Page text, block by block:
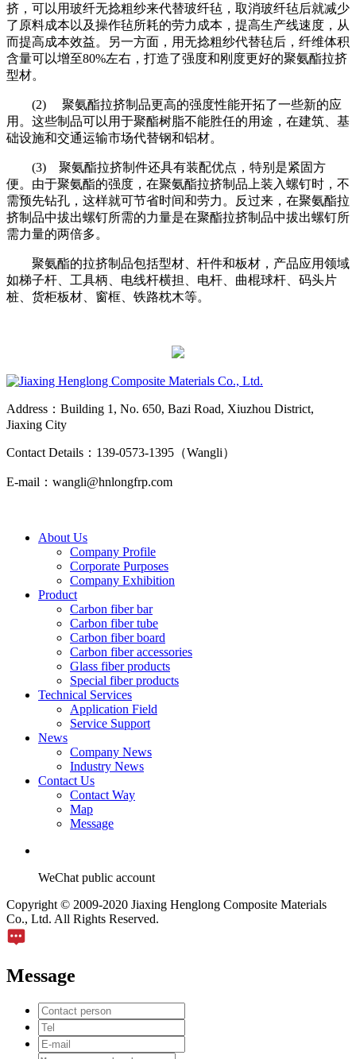
挤，可以用玻纤无捻粗纱来代替玻纤毡，取消玻纤毡后就减少
了原料成本以及操作毡所耗的劳力成本，提高生产线速度，从
而提高成本效益。另一方面，用无捻粗纱代替毡后，纤维体积
含量可以增至80%左右，打造了强度和刚度更好的聚氨酯拉挤
型材。
(2) 聚氨酯拉挤制品更高的强度性能开拓了一些新的应
用。这些制品可以用于聚酯树脂不能胜任的用途，在建筑、基
础设施和交通运输市场代替钢和铝材。
(3) 聚氨酯拉挤制件还具有装配优点，特别是紧固方
便。由于聚氨酯的强度，在聚氨酯拉挤制品上装入螺钉时，不
需预先钻孔，这样就可节省时间和劳力。反过来，在聚氨酯拉
挤制品中拔出螺钉所需的力量是在聚酯拉挤制品中拔出螺钉所
需力量的两倍多。
聚氨酯的拉挤制品包括型材、杆件和板材，产品应用领域
如梯子杆、工具柄、电线杆横担、电杆、曲棍球杆、码头片
桩、货柜板材、窗框、铁路枕木等。
Address：Building 1, No. 650, Bazi Road, Xiuzhou District,
Jiaxing City
Contact Details：139-0573-1395（Wangli）
E-mail：wangli@hnlongfrp.com
About Us
Company Profile
Corporate Purposes
Company Exhibition
Product
Carbon fiber bar
Carbon fiber tube
Carbon fiber board
Carbon fiber accessories
Glass fiber products
Special fiber products
Technical Services
Application Field
Service Support
News
Company News
Industry News
Contact Us
Contact Way
Map
Message
WeChat public account
Copyright © 2009-2020 Jiaxing Henglong Composite Materials
Co., Ltd. All Rights Reserved.
Message